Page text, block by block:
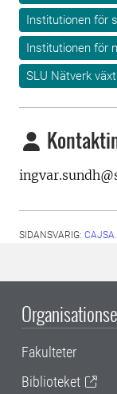
Institutionen för
Institutionen för
SLU Nätverk
SIDANSVARIG:
Fakulteter
Biblioteket